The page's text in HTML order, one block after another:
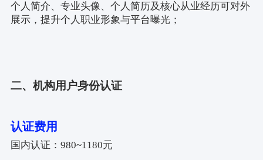
个人简介、专业头像、个人简历及核心从业经历可对外
展示，提升个人职业形象与平台曝光；
二、机构用户身份认证
认证费用
国内认证：980~1180元